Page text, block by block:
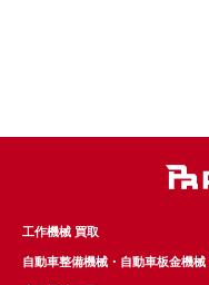
工作機械 買取
自動車整備機械・自動車板金機械